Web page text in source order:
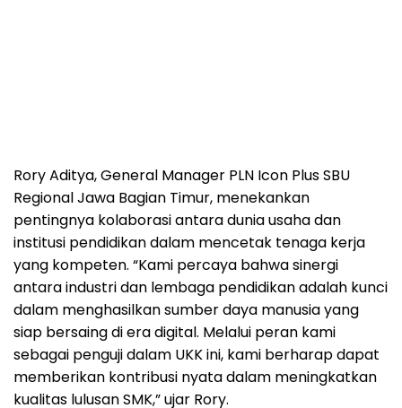
Rory Aditya, General Manager PLN Icon Plus SBU
Regional Jawa Bagian Timur, menekankan
pentingnya kolaborasi antara dunia usaha dan
institusi pendidikan dalam mencetak tenaga kerja
yang kompeten. “Kami percaya bahwa sinergi
antara industri dan lembaga pendidikan adalah kunci
dalam menghasilkan sumber daya manusia yang
siap bersaing di era digital. Melalui peran kami
sebagai penguji dalam UKK ini, kami berharap dapat
memberikan kontribusi nyata dalam meningkatkan
kualitas lulusan SMK,” ujar Rory.